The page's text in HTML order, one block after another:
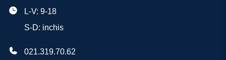
L-V: 9-18
S-D: inchis
021.319.70.62